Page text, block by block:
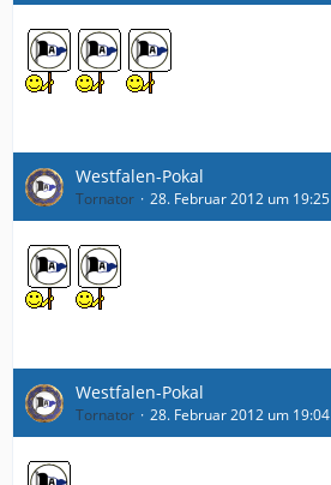
Westfalen-Pokal
Tornator 28. Februar 2012 um 19:25
Westfalen-Pokal
Tornator 28. Februar 2012 um 19:04